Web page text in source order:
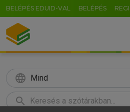
BELÉPÉS EDUID-VAL BELÉPÉS
language Mind
search